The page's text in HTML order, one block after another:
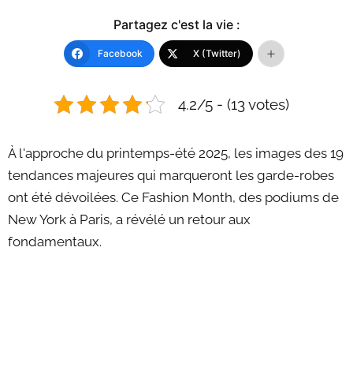
Partagez c'est la vie :
Facebook X (Twitter)
4.2/5 - (13 votes)
À l'approche du printemps-été 2025, les images des 19
tendances majeures qui marqueront les garde-robes
ont été dévoilées. Ce Fashion Month, des podiums de
New York à Paris, a révélé un retour aux
fondamentaux.